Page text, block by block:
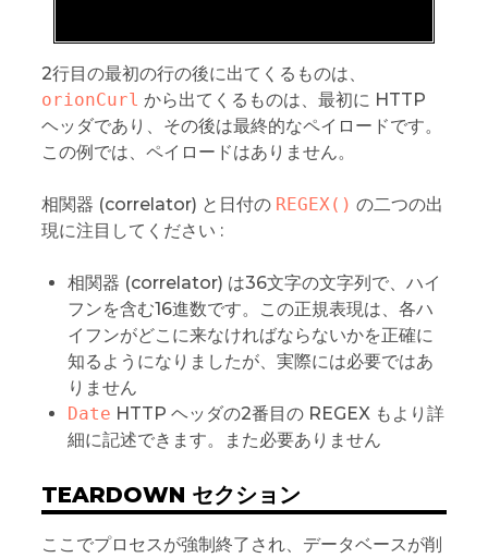
2行目の最初の行の後に出てくるものは、
orionCurl から出てくるものは、最初に HTTP
ヘッダであり、その後は最終的なペイロードです。
この例では、ペイロードはありません。
相関器 (correlator) と日付の REGEX() の二つの出
現に注目してください :
相関器 (correlator) は36文字の文字列で、ハイ
フンを含む16進数です。この正規表現は、各ハ
イフンがどこに来なければならないかを正確に
知るようになりましたが、実際には必要ではあ
りません
Date HTTP ヘッダの2番目の REGEX もより詳
細に記述できます。また必要ありません
TEARDOWN セクション
ここでプロセスが強制終了され、データベースが削